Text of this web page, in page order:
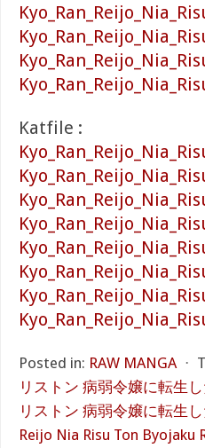
Katfile :
Posted in: RAW MANGA ⋅
リストン 病弱令嬢に転生
リストン 病弱令嬢に転生
Reijo Nia Risu Ton